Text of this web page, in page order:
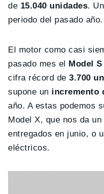
de 15.040 unidades. Un
periodo del pasado año.
El motor como casi
pasado mes el Model S
cifra récord de3.700
supone un incremento
año. A estas podemos
Model X, que nos da
entregados en junio, o
eléctricos.